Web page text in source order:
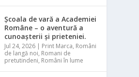
Școala de vară a Academiei
Române – o aventură a
cunoașterii și prieteniei.
Jul 24, 2026 | Print Marca, Români
de langă noi, Romani de
pretutindeni, Români în lume